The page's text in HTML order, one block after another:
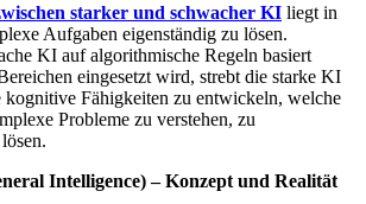
starker und schwacher KI liegt in
Aufgaben eigenständig zu lösen.
KI auf algorithmische Regeln basiert
eingesetzt wird, strebt die starke KI
kognitive Fähigkeiten zu entwickeln, welche
Probleme zu verstehen, zu
Intelligence) – Konzept und Realität